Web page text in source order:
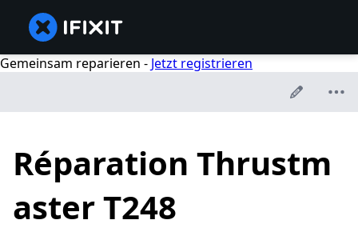
Gemeinsam reparieren - Jetzt registrieren
Réparation Thrustm
aster T248